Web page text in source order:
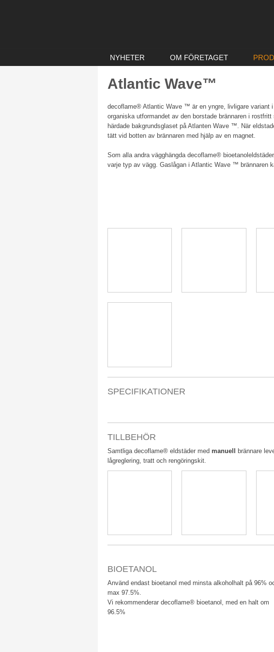
NYHETER OM FÖRETAGET
Atlantic Wave™
decoflame® Atlantic Wave ™ är en yngre, livligare variant
organiska utformandet av den borstade brännaren i
härdade bakgrundsglaset på Atlanten Wave ™. När
tätt vid botten av brännaren med hjälp av en magnet.
Som alla andra vägghängda decoflame®
varje typ av vägg. Gaslågan i Atlantic Wave ™ brännaren
​SPECIFIKATIONER
TILLBEHÖR
​Samtliga decoflame® eldstäder med manuell brännare
lågreglering, tratt och rengöringskit.
BIOETANOL
​Använd endast bioetanol med minsta alkoholhalt på 96%
max 97.5%.
Vi rekommenderar decoflame® bioetanol, med en halt om
96.5%